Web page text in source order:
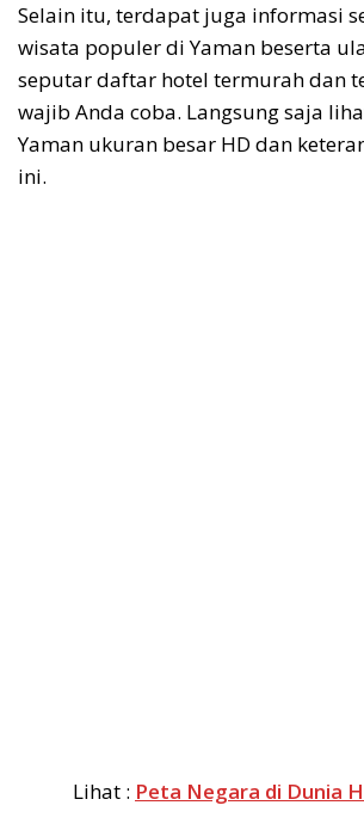
Selain itu, terdapat juga informasi
wisata populer di Yaman beserta
seputar daftar hotel termurah dan
wajib Anda coba. Langsung saja
Yaman ukuran besar HD dan
ini.
Lihat : Peta Negara di Dunia